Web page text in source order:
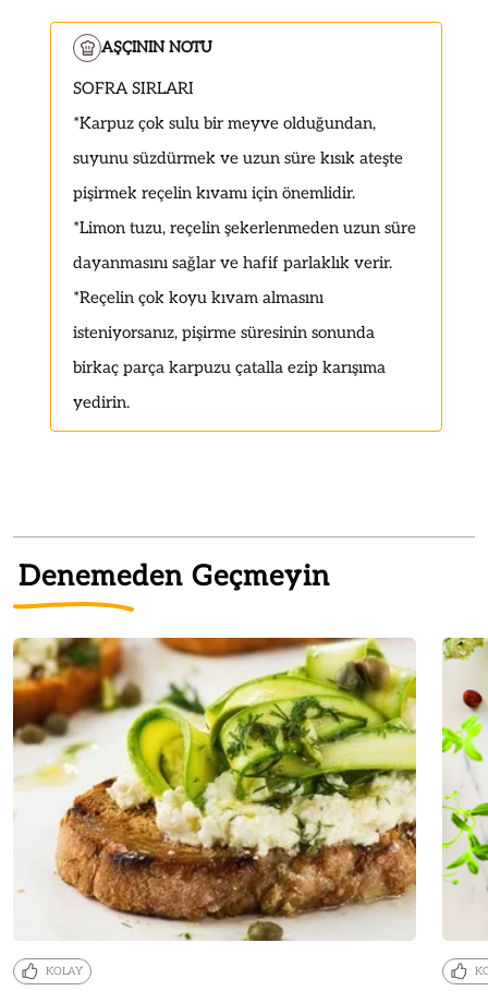
AŞÇININ NOTU
SOFRA SIRLARI
*Karpuz çok sulu bir meyve olduğundan,
suyunu süzdürmek ve uzun süre kısık ateşte
pişirmek reçelin kıvamı için önemlidir.
*Limon tuzu, reçelin şekerlenmeden uzun süre
dayanmasını sağlar ve hafif parlaklık verir.
*Reçelin çok koyu kıvam almasını
isteniyorsanız, pişirme süresinin sonunda
birkaç parça karpuzu çatalla ezip karışıma
yedirin.
Denemeden Geçmeyin
KOLAY